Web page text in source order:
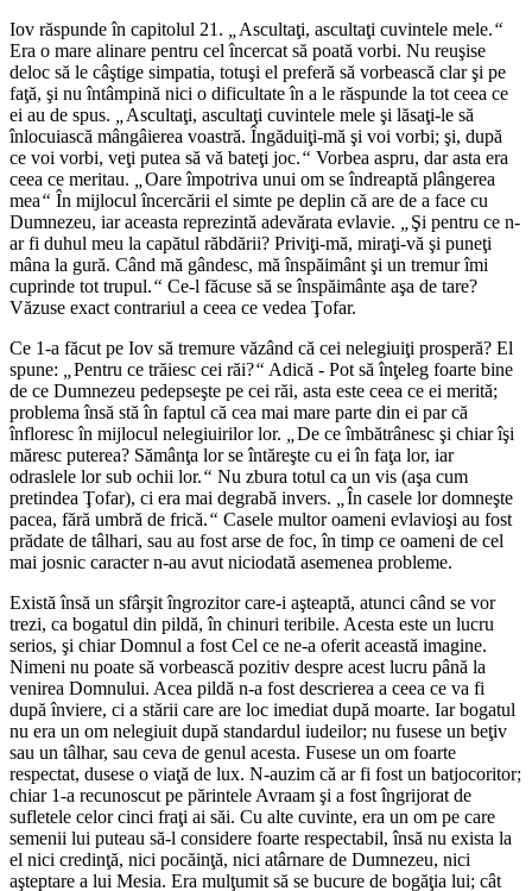
Iov răspunde în capitolul 21.
Ascultaţi, ascultaţi cuvintele mele.“
Era o mare alinare pentru cel încercat să poată vorbi. Nu reuşise
deloc să le câştige simpatia, totuşi el preferă să vorbească clar şi pe
faţă, şi nu întâmpină nici o dificultate în a le răspunde la tot ceea ce
ei au de spus.
Ascultaţi, ascultaţi cuvintele mele şi lăsaţi-le să
înlocuiască mângâierea voastră. Îngăduiţi-mă şi voi vorbi; şi, după
ce voi vorbi, veţi putea să vă bateţi joc.“ Vorbea aspru, dar asta era
ceea ce meritau.
Oare împotriva unui om se îndreaptă plângerea
mea“ În mijlocul încercării el simte pe deplin că are de a face cu
Dumnezeu, iar aceasta reprezintă adevărata evlavie.
Şi pentru ce n-
ar fi duhul meu la capătul răbdării? Priviţi-mă, miraţi-vă şi puneţi
mâna la gură. Când mă gândesc, mă înspăimânt şi un tremur îmi
cuprinde tot trupul.“ Ce-l făcuse să se înspăimânte aşa de tare?
Văzuse exact contrariul a ceea ce vedea Ţofar.
Ce 1-a făcut pe Iov să tremure văzând că cei nelegiuiţi prosperă? El
spune:
Pentru ce trăiesc cei răi?“ Adică - Pot să înţeleg foarte bine
de ce Dumnezeu pedepseşte pe cei răi, asta este ceea ce ei merită;
problema însă stă în faptul că cea mai mare parte din ei par că
înfloresc în mijlocul nelegiuirilor lor.
De ce îmbătrânesc şi chiar îşi
măresc puterea? Sămânţa lor se întăreşte cu ei în faţa lor, iar
odraslele lor sub ochii lor.“ Nu zbura totul ca un vis (aşa cum
pretindea Ţofar), ci era mai degrabă invers.
În casele lor domneşte
pacea, fără umbră de frică.“ Casele multor oameni evlavioşi au fost
prădate de tâlhari, sau au fost arse de foc, în timp ce oameni de cel
mai josnic caracter n-au avut niciodată asemenea probleme.
Există însă un sfârşit îngrozitor care-i aşteaptă, atunci când se vor
trezi, ca bogatul din pildă, în chinuri teribile. Acesta este un lucru
serios, şi chiar Domnul a fost Cel ce ne-a oferit această imagine.
Nimeni nu poate să vorbească pozitiv despre acest lucru până la
venirea Domnului. Acea pildă n-a fost descrierea a ceea ce va fi
după înviere, ci a stării care are loc imediat după moarte. Iar bogatul
nu era un om nelegiuit după standardul iudeilor; nu fusese un beţiv
sau un tâlhar, sau ceva de genul acesta. Fusese un om foarte
respectat, dusese o viaţă de lux. N-auzim că ar fi fost un batjocoritor;
chiar 1-a recunoscut pe părintele Avraam şi a fost îngrijorat de
sufletele celor cinci fraţi ai săi. Cu alte cuvinte, era un om pe care
semenii lui puteau să-l considere foarte respectabil, însă nu exista la
el nici credinţă, nici pocăinţă, nici atârnare de Dumnezeu, nici
aşteptare a lui Mesia. Era mulţumit să se bucure de bogăţia lui; cât